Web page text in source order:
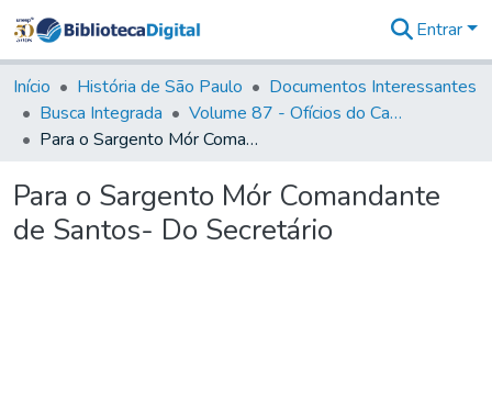
&
Coleções
Tudo na
Biblioteca
Estatísticas
Entrar
Início História de São Paulo
Documentos Interessantes
Busca Integrada
Volume 87 - Ofícios do Capitão General Antonio Manoel de Melo Castro e Mendonça (1797- 1801)
Para o Sargento Mór Comandante de Santos- Do Secretário
Para o Sargento Mór Comandante
de Santos- Do Secretário